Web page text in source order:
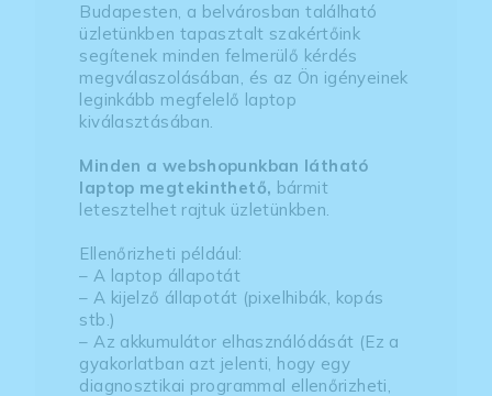
Budapesten, a belvárosban található
üzletünkben tapasztalt szakértőink
segítenek minden felmerülő kérdés
megválaszolásában, és az Ön igényeinek
leginkább megfelelő laptop
kiválasztásában.
Minden a webshopunkban látható
laptop megtekinthető, bármit
letesztelhet rajtuk üzletünkben.
Ellenőrizheti például:
– A laptop állapotát
– A kijelző állapotát (pixelhibák, kopás
stb.)
– Az akkumulátor elhasználódását (Ez a
gyakorlatban azt jelenti, hogy egy
diagnosztikai programmal ellenőrizheti,